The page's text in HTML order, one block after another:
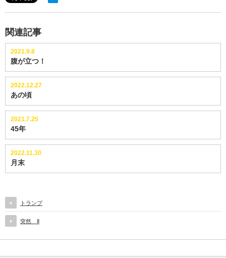
関連記事
2021.9.8
腹が立つ！
2022.12.27
あの頃
2021.7.25
45年
2022.11.30
月末
トランプ
突然 Ⅱ